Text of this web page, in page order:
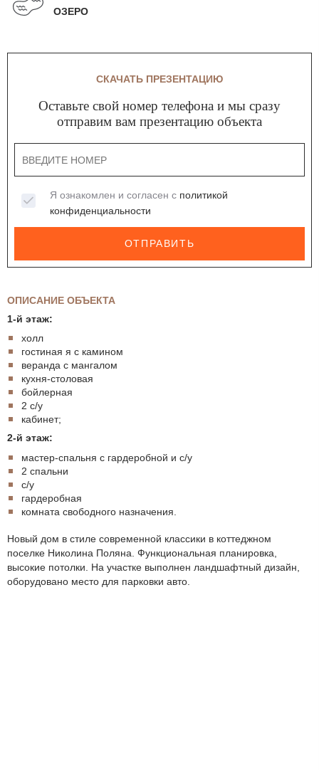
ОЗЕРО
ОПИСАНИЕ ОБЪЕКТА
1-й этаж:
холл
гостиная я с камином
веранда с мангалом
кухня-столовая
бойлерная
2 с/у
кабинет;
2-й этаж:
мастер-спальня с гардеробной и с/у
2 спальни
с/у
гардеробная
комната свободного назначения.
Новый дом в стиле современной классики в коттеджном
поселке Николина Поляна. Функциональная планировка,
высокие потолки. На участке выполнен ландшафтный дизайн,
оборудовано место для парковки авто.
СКАЧАТЬ ПРЕЗЕНТАЦИЮ
Оставьте свой номер телефона и мы сразу
отправим вам презентацию объекта
Я ознакомлен и согласен с политикой
конфиденциальности
ОТПРАВИТЬ